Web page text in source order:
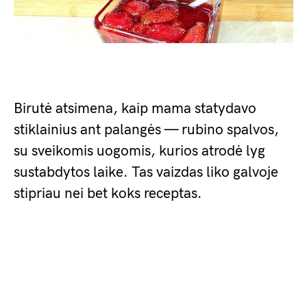
Birutė atsimena, kaip mama statydavo
stiklainius ant palangės — rubino spalvos,
su sveikomis uogomis, kurios atrodė lyg
sustabdytos laike. Tas vaizdas liko galvoje
stipriau nei bet koks receptas.